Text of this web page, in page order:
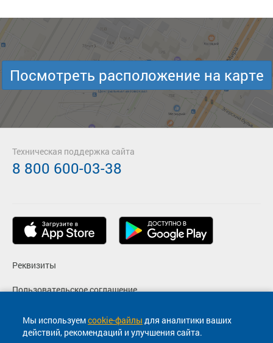
Мы используемcookie-файлы для аналитики ваших
действий, рекомендаций и улучшения сайта.
Посмотреть расположение на карте
Реквизиты
Пользовательское соглашение
Политика конфиденциальности
Согласие на маркетинговые сообщения
Техническая поддержка сайта
8 800 600-03-38